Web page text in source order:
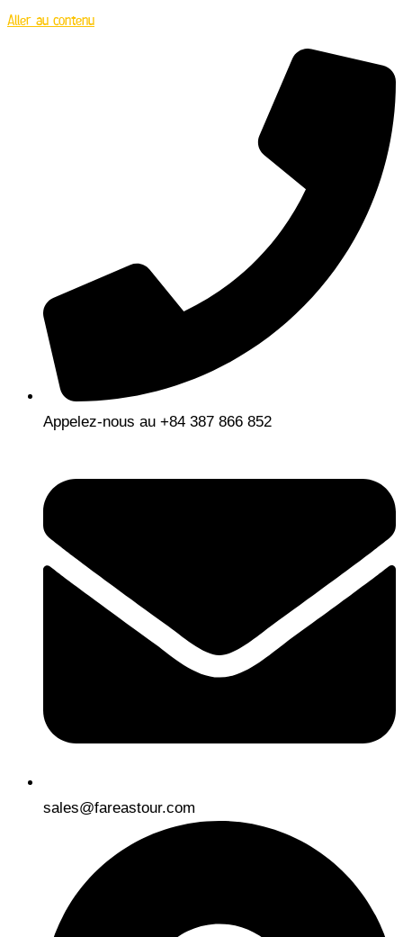
Aller au contenu
Appelez-nous au +84 387 866 852
sales@fareastour.com